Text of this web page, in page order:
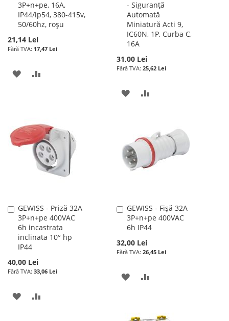
3P+n+pe, 16A,
IP44/ip54, 380-415v,
50/60hz, roșu
21,14 Lei
17,47 Lei
în
cos
ADAUGATI
DE
DORINTE
- Siguranță
Automată
Miniatură Acti 9,
IC60N, 1P, Curba C,
16A
31,00 Lei
25,62 Lei
în
cos
ADAUGATI
DE
DORINTE
COMPARARE
GEWISS - Priză 32A
3P+n+pe 400VAC
6h incastrata
inclinata 10° hp
IP44
40,00 Lei
33,06 Lei
Adauga
în
cos
ADAUGATI
GEWISS - Fișă 32A
3P+n+pe 400VAC
6h IP44
32,00 Lei
26,45 Lei
Adauga
în
cos
ADAUGATI